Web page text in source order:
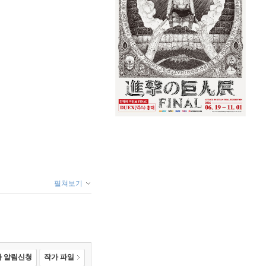
펼쳐보기
알림신청 작가 파일